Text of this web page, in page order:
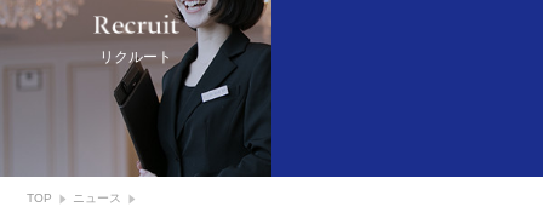
Recruit
リクルート
TOP ニュース